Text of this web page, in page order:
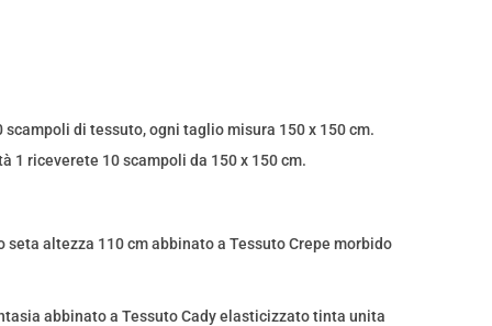
di tessuto, ogni taglio misura 150 x 150 cm.
1 riceverete 10 scampoli da 150 x 150 cm.
seta altezza 110 cm abbinato a Tessuto Crepe morbido
abbinato a Tessuto Cady elasticizzato tinta unita